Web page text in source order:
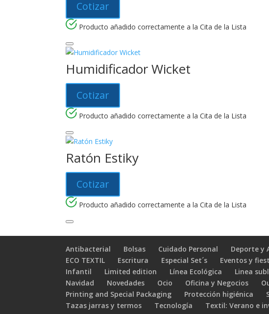
Cotizar
Producto añadido correctamente a la Cita de la Lista
Humidificador Wicket
Cotizar
Producto añadido correctamente a la Cita de la Lista
Ratón Estiky
Cotizar
Producto añadido correctamente a la Cita de la Lista
Antibacterial Bolsas Cuidado Personal Deporte y
ECO TEXTIL
Escritura Especial Set´s Eventos y
Infantil
Limited edition Línea Ecológica Linea
Navidad
Novedades Ocio Oficina y Negocios
Printing and Special Packaging
Protección higiénica
Tazas jarras y termos
Tecnología Textil: Verano e